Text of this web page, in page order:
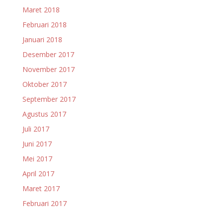
Maret 2018
Februari 2018
Januari 2018
Desember 2017
November 2017
Oktober 2017
September 2017
Agustus 2017
Juli 2017
Juni 2017
Mei 2017
April 2017
Maret 2017
Februari 2017